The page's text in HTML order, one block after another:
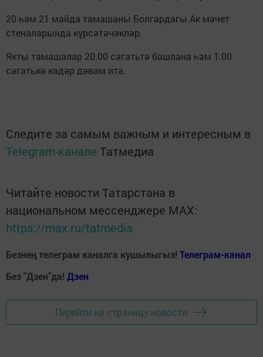
20 һәм 21 майда тамашаны Болгардагы Ак мәчет
стеналарында күрсәтәчәкләр.
Якты тамашалар 20.00 сәгатьтә башлана һәм 1.00
сәгатькә кадәр дәвам итә.
Следите за самым важным и интересным в
Telegram-канале Татмедиа
Читайте новости Татарстана в
национальном мессенджере MАХ:
https://max.ru/tatmedia
Безнең телеграм каналга кушылыгыз! Телеграм-канал
Без "Дзен"да! Дзен
Перейти на страницу новости